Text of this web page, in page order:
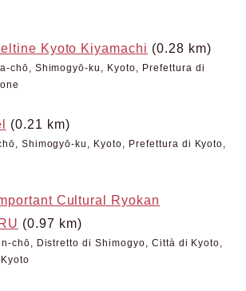
Kyoto Kiyamachi (0.28 km)
chō, Shimogyō-ku, Kyoto, Prefettura di
(0.21 km)
Shimogyō-ku, Kyoto, Prefettura di Kyoto,
Cultural Ryokan
(0.97 km)
chō, Distretto di Shimogyo, Città di Kyoto,